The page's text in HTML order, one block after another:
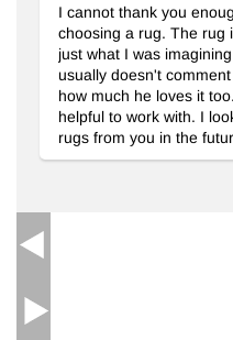
I cannot thank you
choosing a rug. The rug
just what I was
usually doesn't
how much he loves it
helpful to work with. I
rugs from you in the